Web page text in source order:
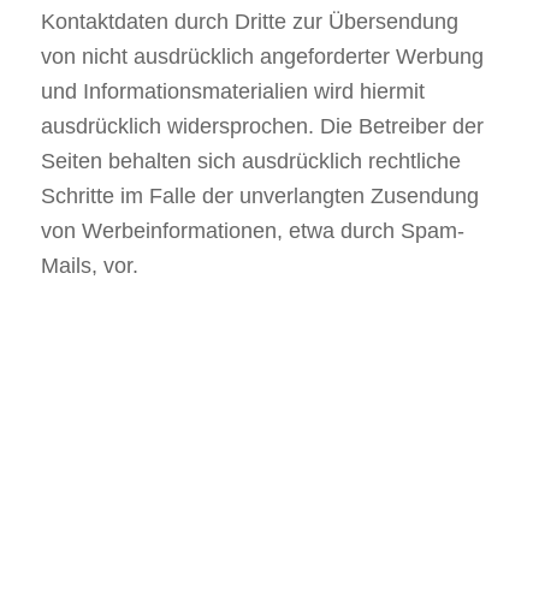
Kontaktdaten durch Dritte zur Übersendung
von nicht ausdrücklich angeforderter Werbung
und Informationsmaterialien wird hiermit
ausdrücklich widersprochen. Die Betreiber der
Seiten behalten sich ausdrücklich rechtliche
Schritte im Falle der unverlangten Zusendung
von Werbeinformationen, etwa durch Spam-
Mails, vor.